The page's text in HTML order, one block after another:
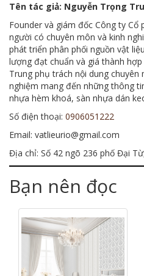
Tên tác giả: Nguyễn Trọng
Founder và giám đốc Công ty Cổ
người có chuyên môn và kinh
phát triển phân phối nguồn vật
lượng đạt chuẩn và giá thành
Trung phụ trách nội dung chuyên
nghiệm mang đến những thông
nhựa hèm khoá, sàn nhựa dán
Số điện thoại: 0906051222
Email: vatlieurio@gmail.com
Địa chỉ: Số 42 ngõ 236 phố Đại
Bạn nên đọc